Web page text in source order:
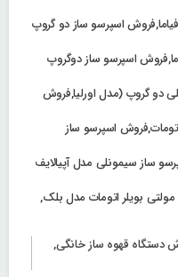
اسپرسو ساز دو گروپ
اسپرسو ساز دوگروپ
دو گروپ (مدل اورلیا,فروش
اسپرسو ساز
ساز سیمونلی مدل آپیالایف
بویلر اتومات مدل بلک,
دستگاه قهوه ساز خانگی,